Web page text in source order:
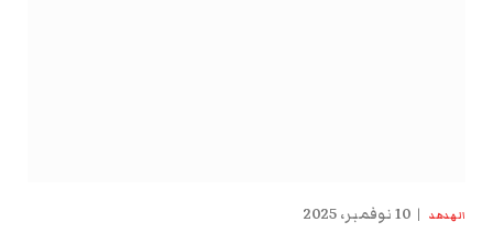
الهدهد 10 نوفمبر، 2025